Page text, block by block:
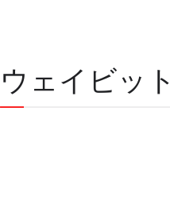
ウェイビット